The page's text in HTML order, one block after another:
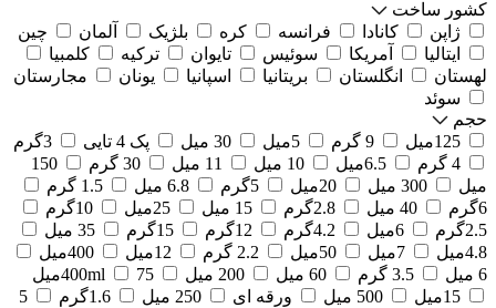
کشور ساخت
ژاپن
کانادا فرانسه کره بلژیک آلمان
چین
ایتالیا
آمریکا سوئیس تایوان ترکیه
کلمبیا
لهستان
انگلستان بریتانیا اسپانیا یونان
مجارستان
سوئد
حجم
125میل
9 گرم 5میل 30 میل پک 4 تایی
3گرم
4 گرم
6.5میل 10 میل 11 میل 30 گرم
150
میل
300 میل 20میل 5گرم 6.8 میل
1.5 گرم
6گرم
40 میل 2.8گرم 15 میل 25میل
10گرم
2.5گرم
6میل 4.2گرم 12گرم 15گرم
35 میل
4.8میل
7میل 50میل 2.2 گرم 12میل
400میل
6 میل
3.5 گرم 60 میل 200 میل 400ml
75میل
15میل
500 میل ورقه ای 250 میل 1.6گرم
5